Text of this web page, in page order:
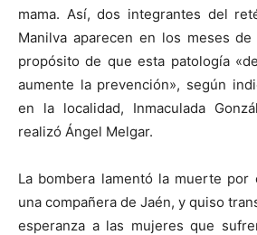
mama. Así, dos integrantes del
Manilva aparecen en los meses
propósito de que esta patología
aumente la prevención», según
en la localidad, Inmaculada
realizó Ángel Melgar.
La bombera lamentó la muerte por
una compañera de Jaén, y quiso
esperanza a las mujeres que